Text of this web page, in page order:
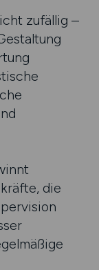
zufällig –
die